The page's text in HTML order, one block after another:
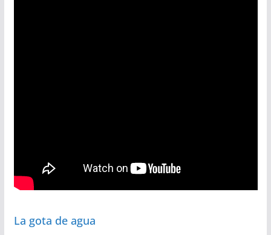
La gota de agua